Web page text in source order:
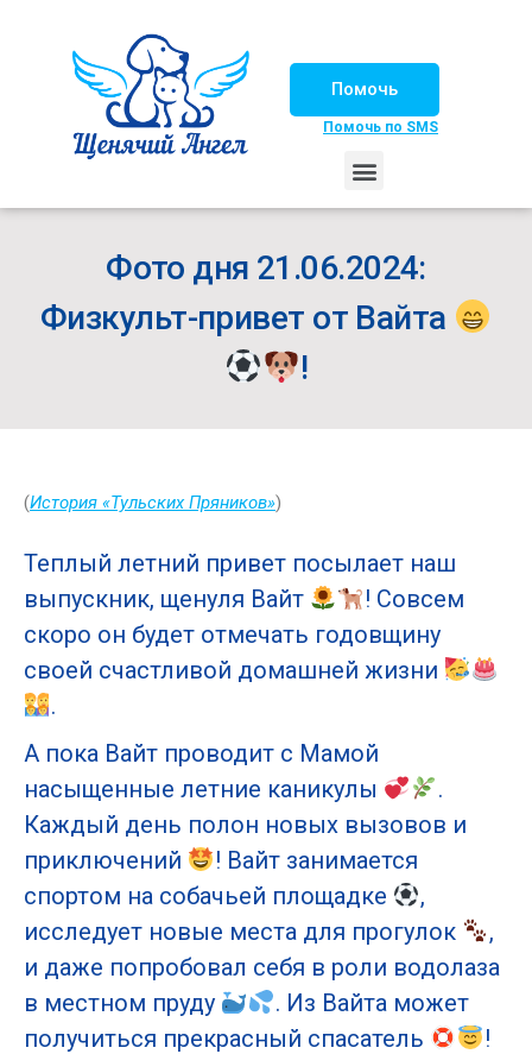
Помочь
Помочь по SMS
Фото дня 21.06.2024:
Физкульт-привет от Вайта
!
(История «Тульских Пряников»)
Теплый летний привет посылает наш
выпускник, щенуля Вайт
! Совсем
скоро он будет отмечать годовщину
своей счастливой домашней жизни
.
А пока Вайт проводит с Мамой
насыщенные летние каникулы
.
Каждый день полон новых вызовов и
приключений
! Вайт занимается
спортом на собачьей площадке
,
исследует новые места для прогулок
,
и даже попробовал себя в роли водолаза
в местном пруду
. Из Вайта может
получиться прекрасный спасатель
!